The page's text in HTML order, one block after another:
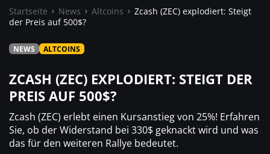
Lernen
Wo kaufen ?
Startseite News Altcoins
Zcash (ZEC) explodiert: Steigt
der Preis auf 500$?
NEWS ALTCOINS
ZCASH (ZEC) EXPLODIERT: STEIGT DER
PREIS AUF 500$?
Zcash (ZEC) erlebt einen Kursanstieg von 25%! Erfahren
Sie, ob der Widerstand bei 330$ geknackt wird und was
das für den weiteren Rallye bedeutet.